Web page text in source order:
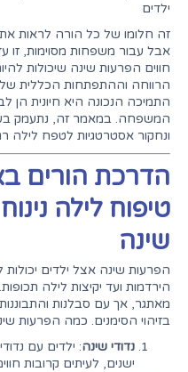
ילדים
זה חלומו של כל הורה לראות את
אבל עבור משפחות מסוימות, זו
חווים הפרעות שינה שיכולות
הרווחה וההתפתחות הכללית
התמיכה הנכונה היא חיונית הן
המשפחה. במאמר זה, נתעמק
ונחקור אסטרטגיות לטפח לילה
הדרכת הורים
טיפוח לילה
שינה
הפרעות שינה אצל ילדים
הירדמות ועד יקיצות לילה
מאתגר, אך עם סבלנות
בזיהוי הסימנים. כמה הפרעות
נדודי שינה: ילדים עם
ישנים, לעיתים קרובות